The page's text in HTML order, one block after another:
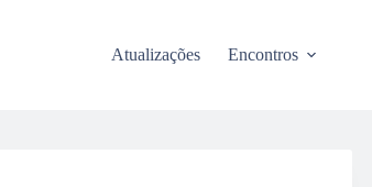
Atualizações Encontros